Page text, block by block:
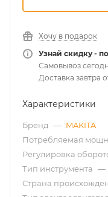
Хочу в подарок
Узнай скидку -
Самовывоз
Доставка завтра
Характеристики
Бренд — MAKITA
Потребляемая
Регулировка
Тип инструмента —
Страна